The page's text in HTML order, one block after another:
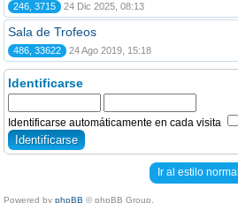
246, 3715 24 Dic 2025, 08:13
Sala de Trofeos
486, 33622 24 Ago 2019, 15:18
Identificarse
Identificarse automáticamente en cada visita
Ir al estilo normal
Powered by phpBB © phpBB Group.